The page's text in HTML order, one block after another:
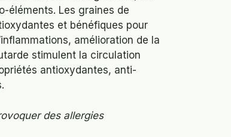
éléments. Les graines de
et bénéfiques pour
amélioration de la
stimulent la circulation
antioxydantes, anti-
des allergies